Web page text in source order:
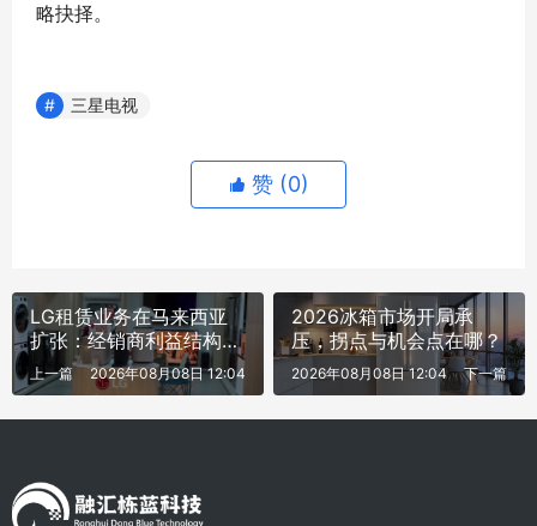
略抉择。
三星电视
赞 (0)
LG租赁业务在马来西亚
扩张：经销商利益结构正
在变化？
上一篇 2026年08月08日 12:04
2026冰箱市场开局承
压，拐点与机会点在哪？
下一篇
2026年08月08日 12:04